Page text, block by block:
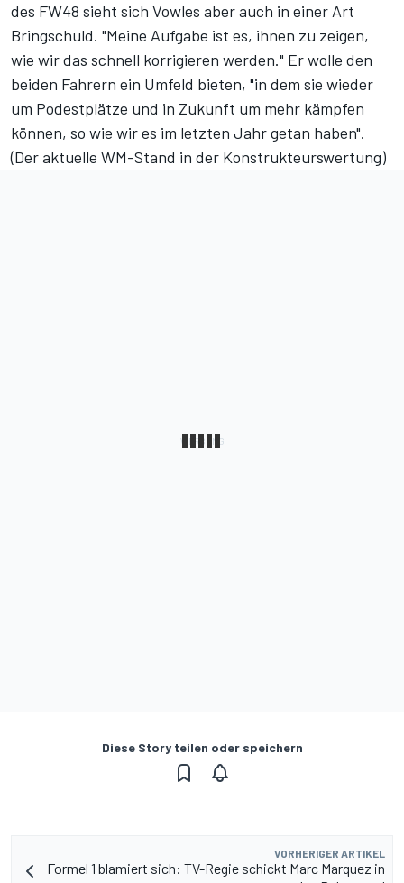
des FW48 sieht sich Vowles aber auch in einer Art
Bringschuld. "Meine Aufgabe ist es, ihnen zu zeigen,
wie wir das schnell korrigieren werden." Er wolle den
beiden Fahrern ein Umfeld bieten, "in dem sie wieder
um Podestplätze und in Zukunft um mehr kämpfen
können, so wie wir es im letzten Jahr getan haben".
(Der aktuelle WM-Stand in der Konstrukteurswertung)
Diese Story teilen oder speichern
VORHERIGER ARTIKEL
Formel 1 blamiert sich: TV-Regie schickt Marc Marquez in